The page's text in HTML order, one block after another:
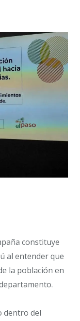
constituye
al entender que
la población en
dentro del